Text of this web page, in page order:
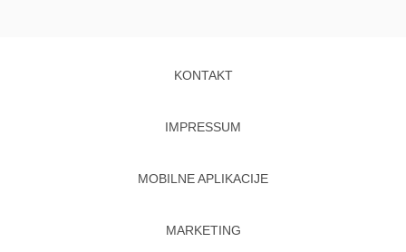
KONTAKT
IMPRESSUM
MOBILNE APLIKACIJE
MARKETING